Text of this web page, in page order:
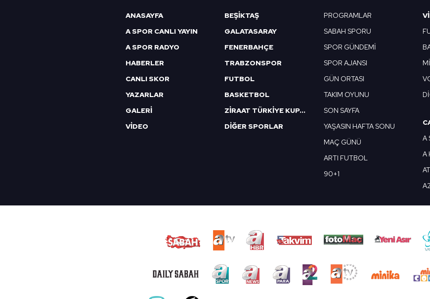
6698 sayılı Kişisel Verilerin Korunması Kanunu uyarınca hazırlanmış Aydınlatma
mevzuata uygun olarak kullanılan çerezlerle ilgili bilgi almak için lütfentıklayınız
ANASAYFA
A SPOR CANLI YAYIN
A SPOR RADYO
HABERLER
CANLI SKOR
YAZARLAR
GALERİ
VİDEO
BEŞİKTAŞ
GALATASARAY
FENERBAHÇE
TRABZONSPOR
FUTBOL
BASKETBOL
ZİRAAT TÜRKİYE KUPASI
DİĞER SPORLAR
PROGRAMLAR
SABAH SPORU
SPOR GÜNDEMİ
SPOR AJANSI
GÜN ORTASI
TAKIM OYUNU
SON SAYFA
YAŞASIN HAFTA SONU
MAÇ GÜNÜ
ARTI FUTBOL
90+1
A
A